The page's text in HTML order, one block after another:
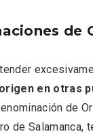
de
en otras
de
de Salamanca,